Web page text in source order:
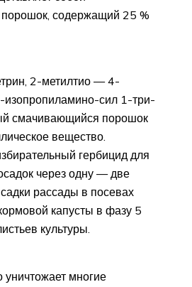
содержащий 25 %
2-метилтио — 4-
сил 1-три-
смачивающийся порошок
вещество.
гербицид для
через одну — две
рассады в посевах
капусты в фазу 5
культуры.
многие